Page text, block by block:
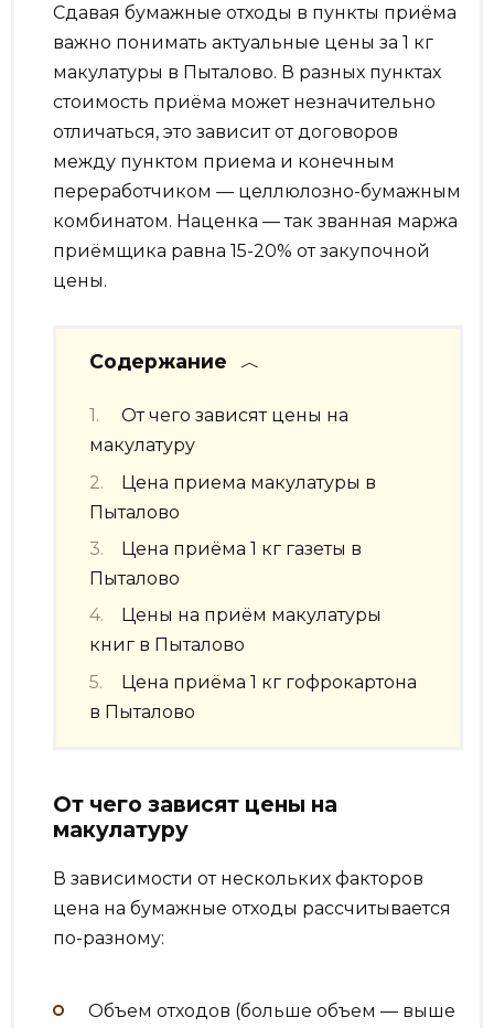
Сдавая бумажные отходы в пункты приёма
важно понимать актуальные цены за 1 кг
макулатуры в Пыталово. В разных пунктах
стоимость приёма может незначительно
отличаться, это зависит от договоров
между пунктом приема и конечным
переработчиком — целлюлозно-бумажным
комбинатом. Наценка — так званная маржа
приёмщика равна 15-20% от закупочной
цены.
Содержание
От чего зависят цены на
макулатуру
Цена приема макулатуры в
Пыталово
Цена приёма 1 кг газеты в
Пыталово
Цены на приём макулатуры
книг в Пыталово
Цена приёма 1 кг гофрокартона
в Пыталово
От чего зависят цены на
макулатуру
В зависимости от нескольких факторов
цена на бумажные отходы рассчитывается
по-разному:
Объем отходов (больше объем — выше